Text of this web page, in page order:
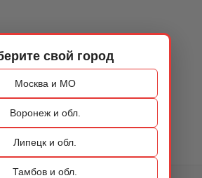
свой город
Москва и МО
Воронеж и обл.
Липецк и обл.
Тамбов и обл.